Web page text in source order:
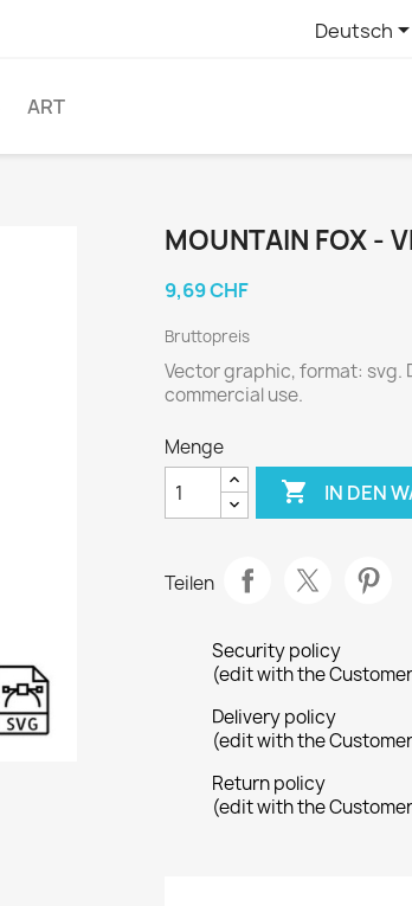
Deutsch
ART
MOUNTAIN FOX -
9,69 CHF
Bruttopreis
Vector graphic, format: svg.
commercial use.
Menge
 IN DEN
Teilen
Security policy
(edit with the
Delivery policy
(edit with the
Return policy
(edit with the